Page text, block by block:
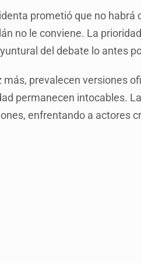
prometió que no habrá
no le conviene. La
del debate lo antes
más, prevalecen versiones
permanecen intocables.
enfrentando a actores